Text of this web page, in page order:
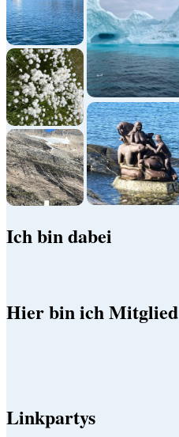
Ich bin dabei
Hier bin ich Mitglied
Linkpartys